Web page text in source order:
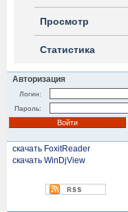
Просмотр
Статистика
Авторизация
Логин:
Пароль:
скачать FoxitReader
скачать WinDjView